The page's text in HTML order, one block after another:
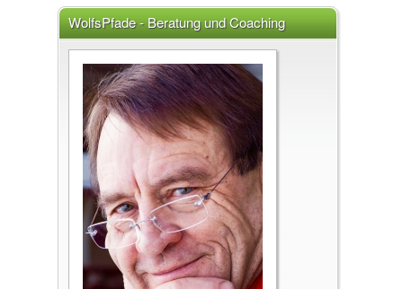
WolfsPfade - Beratung und Coaching
Wolfgang Scheiffele, 87480 Weitnau